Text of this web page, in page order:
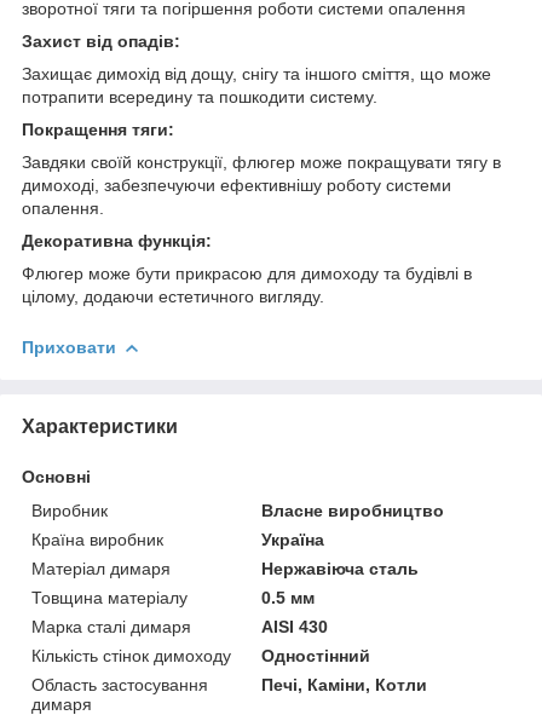
зворотної тяги та погіршення роботи системи опалення
Захист від опадів:
Захищає димохід від дощу, снігу та іншого сміття, що може
потрапити всередину та пошкодити систему.
Покращення тяги:
Завдяки своїй конструкції, флюгер може покращувати тягу в
димоході, забезпечуючи ефективнішу роботу системи
опалення.
Декоративна функція:
Флюгер може бути прикрасою для димоходу та будівлі в
цілому, додаючи естетичного вигляду.
Приховати
Характеристики
Основні
Виробник
Власне виробництво
Країна виробник
Україна
Матеріал димаря
Нержавіюча сталь
Товщина матеріалу
0.5 мм
Марка сталі димаря
AISI 430
Кількість стінок димоходу
Одностінний
Область застосування
димаря
Печі, Каміни, Котли